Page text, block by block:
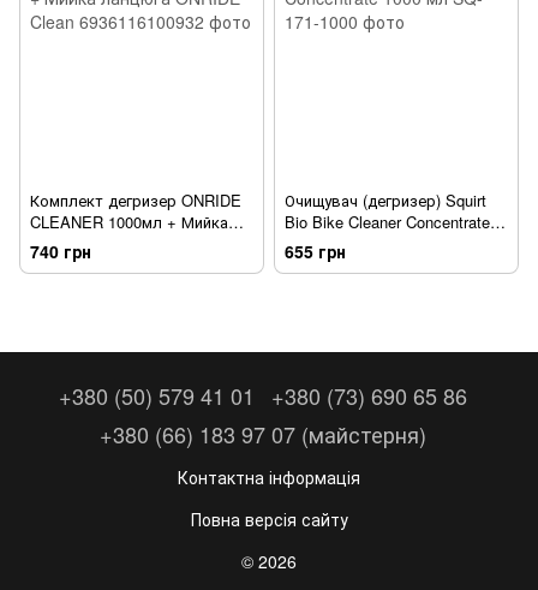
Комплект дегризер ONRIDE
CLEANER 1000мл + Мийка
ланцюга ONRIDE Clean
740 грн
Очищувач (дегризер) Squirt
Bio Bike Cleaner Concentrate
1000 мл
655 грн
+380 (50) 579 41 01
+380 (73) 690 65 86
+380 (66) 183 97 07 (майстерня)
Контактна інформація
Повна версія сайту
© 2026